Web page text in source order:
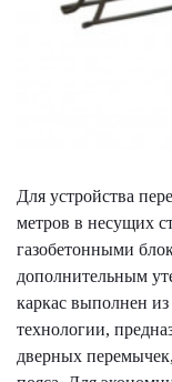
Для устройства
метров в несущих
газобетонными
дополнительным
каркас выполнен
технологии,
дверных